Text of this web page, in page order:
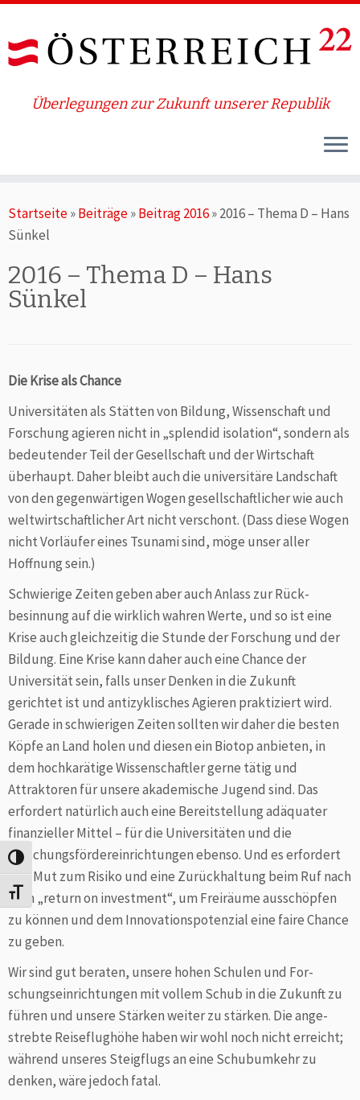
Umschalten auf hohe Kontraste
Schrift vergrößern
Inhalt
springen
Überlegungen zur Zukunft unserer Republik
Startseite»Beiträge»Beitrag 2016»2016 – Thema D – Hans
Sünkel
2016 – Thema D – Hans
Sünkel
Die Krise als Chance
Universitäten als Stätten von Bildung, Wissenschaft und
Forschung agieren nicht in „splendid isolation“, sondern als
bedeutender Teil der Gesellschaft und der Wirtschaft
überhaupt. Daher bleibt auch die universitäre Landschaft
von den gegenwärtigen Wogen gesellschaftlicher wie auch
weltwirtschaftlicher Art nicht verschont. (Dass diese Wogen
nicht Vorläufer eines Tsunami sind, möge unser aller
Hoffnung sein.)
Schwierige Zeiten geben aber auch Anlass zur Rück­
besinnung auf die wirklich wahren Werte, und so ist eine
Krise auch gleichzeitig die Stunde der Forschung und der
Bildung. Eine Krise kann daher auch eine Chance der
Universität sein, falls unser Denken in die Zukunft
gerichtet ist und antizyklisches Agieren praktiziert wird.
Gerade in schwierigen Zeiten sollten wir daher die besten
Köpfe an Land holen und diesen ein Biotop anbieten, in
dem hochkarätige Wissenschaftler gerne tätig und
Attraktoren für unsere akademische Jugend sind. Das
erfordert natürlich auch eine Bereitstellung adä­quater
finanzieller Mittel – für die Universitäten und die
Forschungs­förder­einrichtungen ebenso. Und es erfordert
den Mut zum Risiko und eine Zurückhaltung beim Ruf nach
dem „return on investment“, um Freiräume ausschöpfen
zu können und dem Innovations­potenzial eine faire Chance
zu geben.
Wir sind gut beraten, unsere hohen Schulen und For­
schungs­­einrichtungen mit vollem Schub in die Zukunft zu
führen und unsere Stärken weiter zu stärken. Die an­ge­
strebte Reiseflughöhe haben wir wohl noch nicht er­reicht;
während unseres Steigflugs an eine Schubumkehr zu
denken, wäre jedoch fatal.